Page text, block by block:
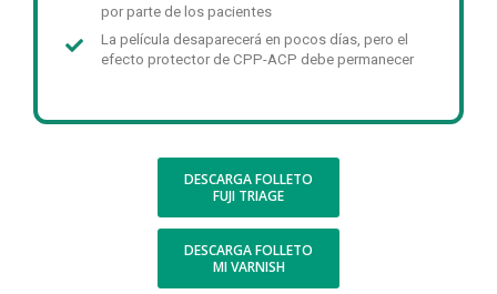
por parte de los pacientes
La película desaparecerá en pocos días, pero el
efecto protector de CPP-ACP debe permanecer
DESCARGA FOLLETO
FUJI TRIAGE
DESCARGA FOLLETO
MI VARNISH